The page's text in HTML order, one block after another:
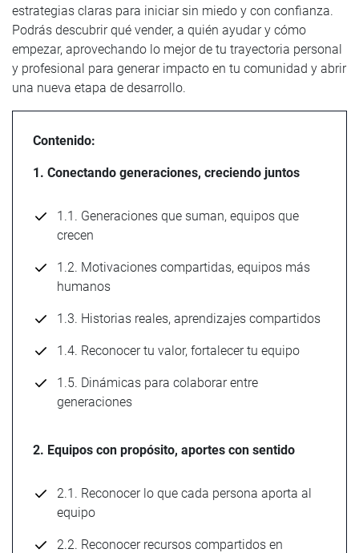
estrategias claras para iniciar sin miedo y con confianza.
Podrás descubrir qué vender, a quién ayudar y cómo
empezar, aprovechando lo mejor de tu trayectoria personal
y profesional para generar impacto en tu comunidad y abrir
una nueva etapa de desarrollo.
Contenido:
1. Conectando generaciones, creciendo juntos
1.1. Generaciones que suman, equipos que
crecen
1.2. Motivaciones compartidas, equipos más
humanos
1.3. Historias reales, aprendizajes compartidos
1.4. Reconocer tu valor, fortalecer tu equipo
1.5. Dinámicas para colaborar entre
generaciones
2. Equipos con propósito, aportes con sentido
2.1. Reconocer lo que cada persona aporta al
equipo
2.2. Reconocer recursos compartidos en